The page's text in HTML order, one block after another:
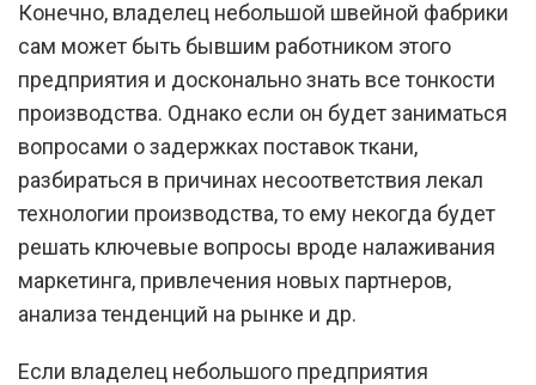
Конечно, владелец небольшой швейной фабрики
сам может быть бывшим работником этого
предприятия и досконально знать все тонкости
производства. Однако если он будет заниматься
вопросами о задержках поставок ткани,
разбираться в причинах несоответствия лекал
технологии производства, то ему некогда будет
решать ключевые вопросы вроде налаживания
маркетинга, привлечения новых партнеров,
анализа тенденций на рынке и др.
Если владелец небольшого предприятия